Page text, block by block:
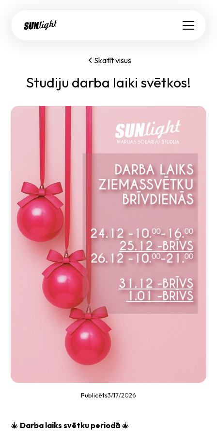
Skatīt visus
Studiju darba laiki svētkos!
Publicēts3/17/2026
🎄 Darba laiks svētku periodā 🎄